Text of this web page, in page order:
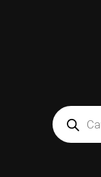
Products
search